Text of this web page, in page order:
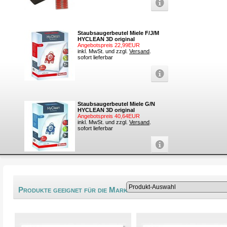
Staubsaugerbeutel Miele F/J/M
HYCLEAN 3D original
Angebotspreis 22,99EUR
inkl. MwSt. und zzgl. Versand
sofort lieferbar
Staubsaugerbeutel Miele G/N
HYCLEAN 3D original
Angebotspreis 40,64EUR
inkl. MwSt. und zzgl. Versand
sofort lieferbar
Produkte geeignet für die Marke Saphir®